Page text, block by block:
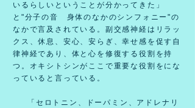
いるらしいということが分かってきた」
と"分子の音 身体のなかのシンフォニー"の
なかで言及されている。 副交感神経はリラッ
クス、休息、安心、安らぎ、幸せ感を促す自
律神経であり、体と心を修復する役割を持
つ。オキシトシンがここで重要な役割をにな
っていると言っている。
「セロトニン、ドーパミン、アドレナリ